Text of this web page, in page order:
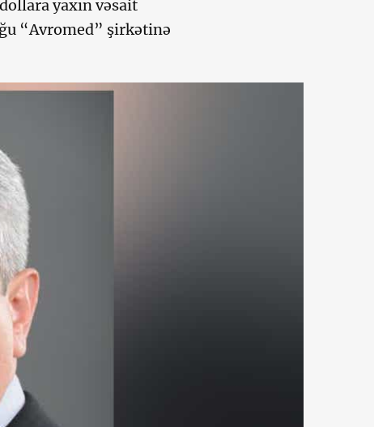
yaxın vəsait
“Avromed” şirkətinə